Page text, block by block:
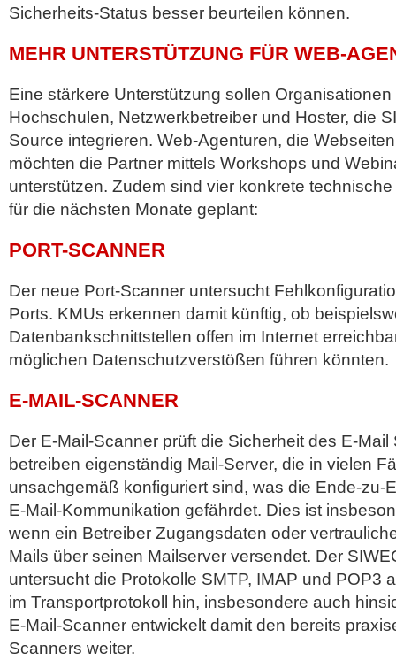
Sicherheits-Status besser beurteilen können.
MEHR UNTERSTÜTZUNG FÜR WEB-
Eine stärkere Unterstützung sollen
Hochschulen, Netzwerkbetreiber und Hoster, die
Source integrieren. Web-Agenturen, die
möchten die Partner mittels Workshops und
unterstützen. Zudem sind vier konkrete
für die nächsten Monate geplant:
PORT-SCANNER
Der neue Port-Scanner untersucht
Ports. KMUs erkennen damit künftig, ob
Datenbankschnittstellen offen im Internet
möglichen Datenschutzverstößen führen könnten.
E-MAIL-SCANNER
Der E-Mail-Scanner prüft die Sicherheit des E-Mail
betreiben eigenständig Mail-Server, die in vielen
unsachgemäß konfiguriert sind, was die Ende-zu-
E-Mail-Kommunikation gefährdet. Dies ist
wenn ein Betreiber Zugangsdaten oder
Mails über seinen Mailserver versendet. Der
untersucht die Protokolle SMTP, IMAP und POP3
im Transportprotokoll hin, insbesondere auch
E-Mail-Scanner entwickelt damit den bereits
Scanners weiter.